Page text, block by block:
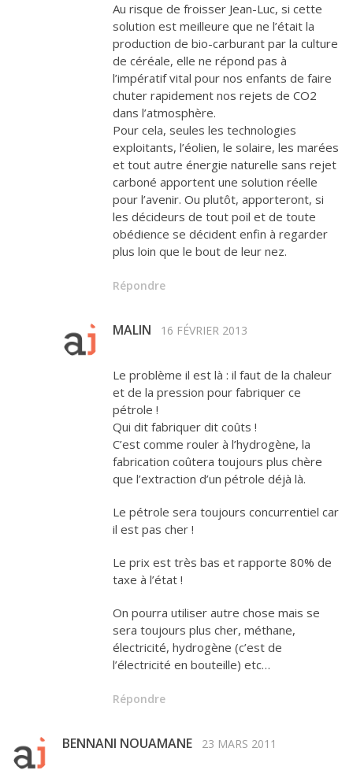
Au risque de froisser Jean-Luc, si cette
solution est meilleure que ne l’était la
production de bio-carburant par la culture
de céréale, elle ne répond pas à
l’impératif vital pour nos enfants de faire
chuter rapidement nos rejets de CO2
dans l’atmosphère.
Pour cela, seules les technologies
exploitants, l’éolien, le solaire, les marées
et tout autre énergie naturelle sans rejet
carboné apportent une solution réelle
pour l’avenir. Ou plutôt, apporteront, si
les décideurs de tout poil et de toute
obédience se décident enfin à regarder
plus loin que le bout de leur nez.
Répondre
MALIN 16 FÉVRIER 2013
Le problème il est là : il faut de la chaleur
et de la pression pour fabriquer ce
pétrole !
Qui dit fabriquer dit coûts !
C’est comme rouler à l’hydrogène, la
fabrication coûtera toujours plus chère
que l’extraction d’un pétrole déjà là.
Le pétrole sera toujours concurrentiel car
il est pas cher !
Le prix est très bas et rapporte 80% de
taxe à l’état !
On pourra utiliser autre chose mais se
sera toujours plus cher, méthane,
électricité, hydrogène (c’est de
l’électricité en bouteille) etc…
Répondre
BENNANI NOUAMANE 23 MARS 2011